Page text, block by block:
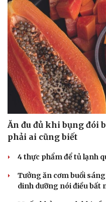
SmartAds
Thông qua các chỉ số này,
tương tác, hiệu quả chi phí.
| SmartAds
SỨC KHỎE